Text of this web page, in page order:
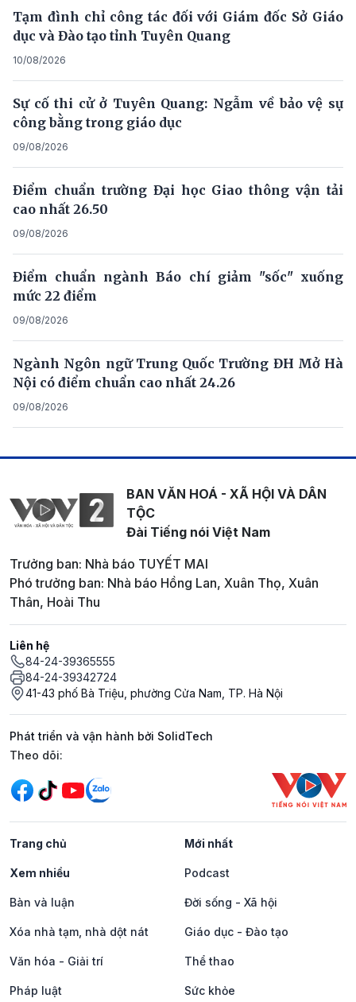
Tạm đình chỉ công tác đối với Giám đốc Sở Giáo
dục và Đào tạo tỉnh Tuyên Quang
10/08/2026
Sự cố thi cử ở Tuyên Quang: Ngẫm về bảo vệ sự
công bằng trong giáo dục
09/08/2026
Điểm chuẩn trường Đại học Giao thông vận tải
cao nhất 26.50
09/08/2026
Điểm chuẩn ngành Báo chí giảm "sốc" xuống
mức 22 điểm
09/08/2026
Ngành Ngôn ngữ Trung Quốc Trường ĐH Mở Hà
Nội có điểm chuẩn cao nhất 24.26
09/08/2026
BAN VĂN HOÁ - XÃ HỘI VÀ DÂN
TỘC
Đài Tiếng nói Việt Nam
Trưởng ban: Nhà báo TUYẾT MAI
Phó trưởng ban: Nhà báo Hồng Lan, Xuân Thọ, Xuân
Thân, Hoài Thu
Liên hệ
84-24-39365555
84-24-39342724
41-43 phố Bà Triệu, phường Cửa Nam, TP. Hà Nội
Phát triển và vận hành bởi SolidTech
Mạng xã hội
Theo dõi:
Trang chủ Mới nhất
Xem nhiều Podcast
Bàn và luận Đời sống - Xã hội
Xóa nhà tạm, nhà dột nát Giáo dục - Đào tạo
Văn hóa - Giải trí Thể thao
Pháp luật Sức khỏe